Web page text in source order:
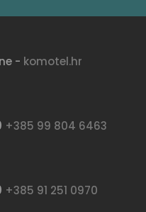
- komotel.hr
+385 99 804 6463
+385 91 251 0970